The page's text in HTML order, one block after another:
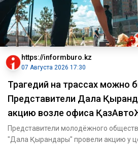
https://informburo.kz
07 Августа 2026 17:30
Трагедий на трассах можно
Представители Дала
акцию возле офиса
Представители молодёжного
"Дала Қырандары" провели акцию у